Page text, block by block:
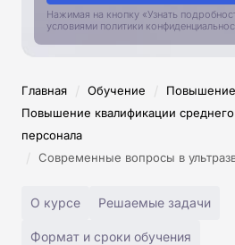
Нажимая на кнопку «Узнать
условиями политики
Главная / Обучение / Повышение
Повышение квалификации
персонала
/ Современные вопросы в
О курсе Решаемые задачи
Формат и сроки обучения